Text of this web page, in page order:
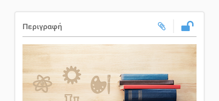
Περιγραφή